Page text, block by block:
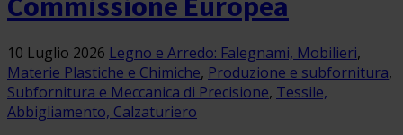
10 Luglio 2026 Legno e Arredo: Falegnami, Mobilieri,
Materie Plastiche e Chimiche, Produzione e subfornitura,
Subfornitura e Meccanica di Precisione, Tessile,
Abbigliamento, Calzaturiero